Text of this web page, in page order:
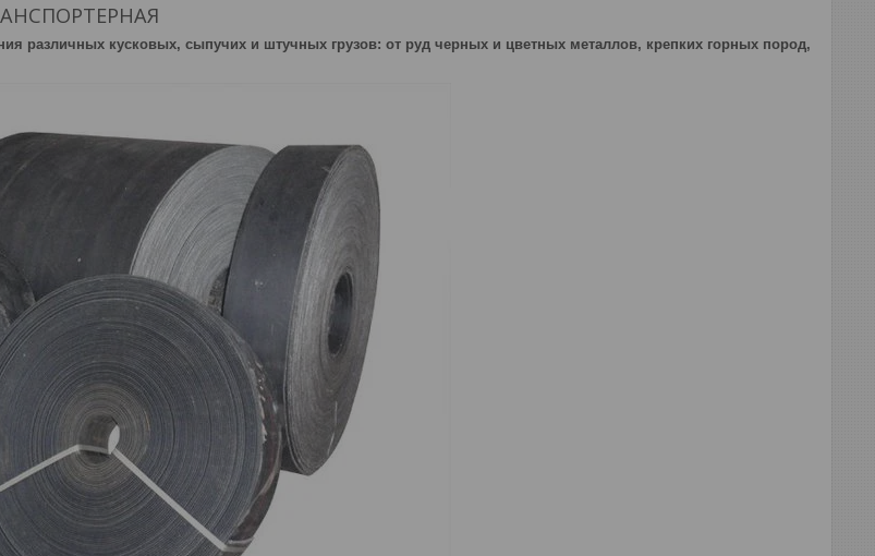
различных кусковых, сыпучих и штучных грузов: от руд черных и цветных металлов, крепких горных пород,